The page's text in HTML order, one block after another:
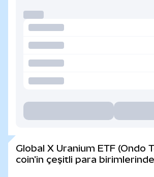
Global X Uranium ETF (Ondo
coin'in çeşitli para